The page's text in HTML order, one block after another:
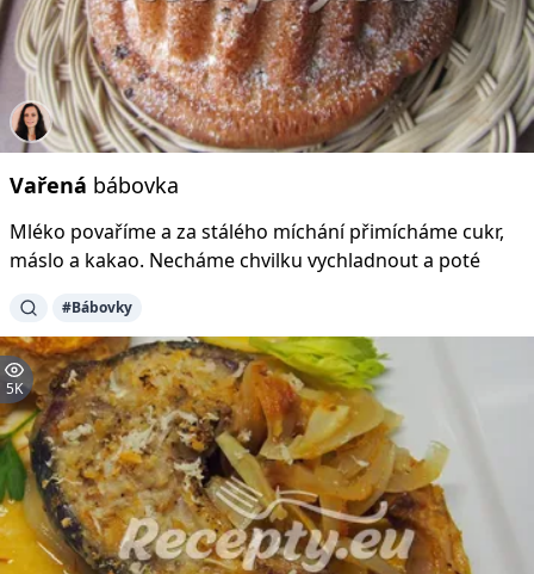
Vařená bábovka
Mléko povaříme a za stálého míchání přimícháme cukr,
máslo a kakao. Necháme chvilku vychladnout a poté
#Bábovky
5K